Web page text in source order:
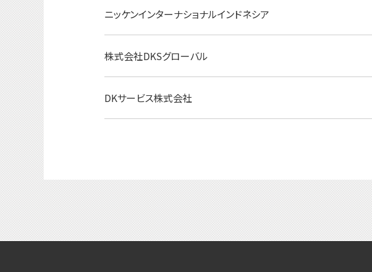
ニッケンインターナショナルインドネシア
株式会社DKSグローバル
DKサービス株式会社